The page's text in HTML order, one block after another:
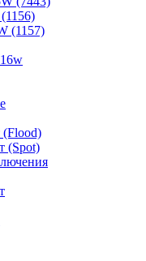
(1157)
(Flood)
(Spot)